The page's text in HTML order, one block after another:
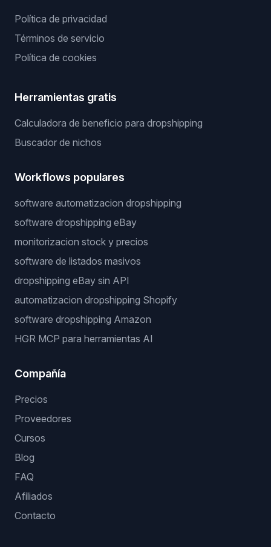
Política de privacidad
Términos de servicio
Política de cookies
Herramientas gratis
Calculadora de beneficio para dropshipping
Buscador de nichos
Workflows populares
software automatizacion dropshipping
software dropshipping eBay
monitorizacion stock y precios
software de listados masivos
dropshipping eBay sin API
automatizacion dropshipping Shopify
software dropshipping Amazon
HGR MCP para herramientas AI
Compañía
Precios
Proveedores
Cursos
Blog
FAQ
Afiliados
Contacto